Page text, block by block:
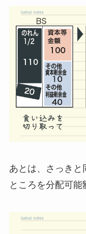
あとは、さっきと
ところを分配可能